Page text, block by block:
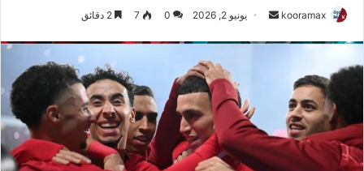
kooramax
ي
يونيو 2, 2026 0
7